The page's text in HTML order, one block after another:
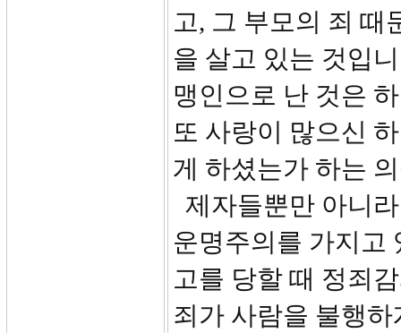
고, 그 부모의 죄 때
을 살고 있는 것입
맹인으로 난 것은
또 사랑이 많으신
게 하셨는가 하는
제자들뿐만 아니
운명주의를 가지고
고를 당할 때 정죄
죄가 사람을 불행